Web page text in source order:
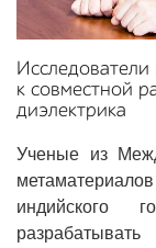
к совместной
диэлектрика
Ученые из
индийского